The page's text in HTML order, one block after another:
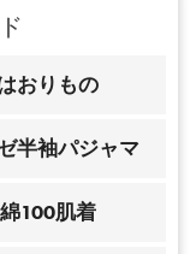
おりもの
半袖パジャマ
綿100肌着